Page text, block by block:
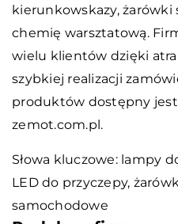
kierunkowskazy,
chemię warsztatową.
wielu klientów dzięki
szybkiej realizacji
produktów dostępny
zemot.com.pl.
Słowa kluczowe: lampy
LED do przyczepy,
samochodowe